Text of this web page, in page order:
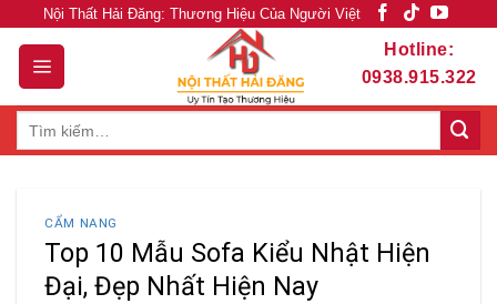
content
Nội Thất Hải Đăng: Thương Hiệu Của Người Việt
Hotline:
0938.915.322
CẨM NANG
Top 10 Mẫu Sofa Kiểu Nhật Hiện
Đại, Đẹp Nhất Hiện Nay